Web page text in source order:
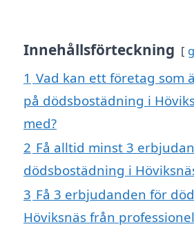
Innehållsförteckning
1 Vad kan ett företag som
på dödsbostädning i
med?
2 Få alltid minst 3
dödsbostädning i
3 Få 3 erbjudanden för
Höviksnäs från